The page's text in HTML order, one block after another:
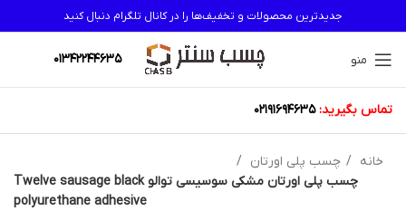
جدیدترین محصولات و تخفیف‌ها را در کانال تلگرام دنبال کنید
منو 01342244635
تماس بگیرید: 02191694635
خانه
چسب پلی اورتان
چسب پلی اورتان مشکی سوسیسی توالو Twelve sausage black
polyurethane adhesive